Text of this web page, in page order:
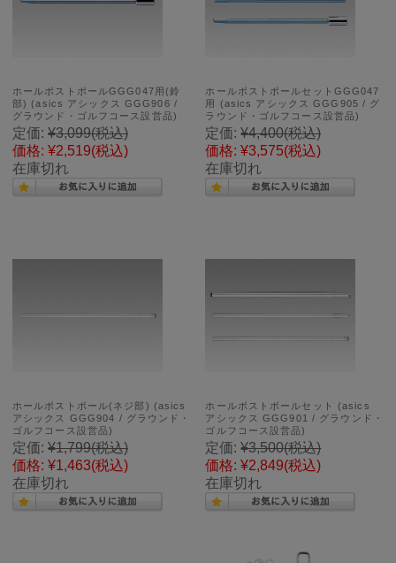
ホールポストポールGGG047用(鈴
部) (asics アシックス GGG906 /
グラウンド・ゴルフコース設営品)
定価: ¥3,099(税込)
価格: ¥2,519(税込)
在庫切れ
ホールポストポールセットGGG047
用 (asics アシックス GGG905 / グ
ラウンド・ゴルフコース設営品)
定価: ¥4,400(税込)
価格: ¥3,575(税込)
在庫切れ
ホールポストポール(ネジ部) (asics
アシックス GGG904 / グラウンド・
ゴルフコース設営品)
定価: ¥1,799(税込)
価格: ¥1,463(税込)
在庫切れ
ホールポストポールセット (asics
アシックス GGG901 / グラウンド・
ゴルフコース設営品)
定価: ¥3,500(税込)
価格: ¥2,849(税込)
在庫切れ